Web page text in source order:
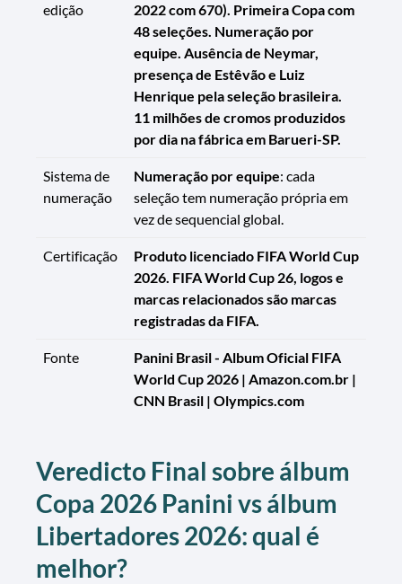
edição
2022 com 670). Primeira Copa com
48 seleções. Numeração por
equipe. Ausência de Neymar,
presença de Estêvão e Luiz
Henrique pela seleção brasileira.
11 milhões de cromos produzidos
por dia na fábrica em Barueri-SP.
Sistema de
numeração
Numeração por equipe: cada
seleção tem numeração própria em
vez de sequencial global.
Certificação
Produto licenciado FIFA World Cup
2026. FIFA World Cup 26, logos e
marcas relacionados são marcas
registradas da FIFA.
Fonte
Panini Brasil - Album Oficial FIFA
World Cup 2026 | Amazon.com.br |
CNN Brasil | Olympics.com
Veredicto Final sobre álbum
Copa 2026 Panini vs álbum
Libertadores 2026: qual é
melhor?